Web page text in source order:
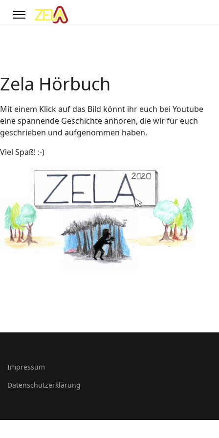
Zela Hörbuch
Mit einem Klick auf das Bild könnt ihr euch bei Youtube
eine spannende Geschichte anhören, die wir für euch
geschrieben und aufgenommen haben.
Viel Spaß! :-)
Impressum
Datenschutzerklärung